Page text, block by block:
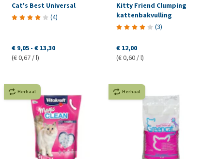
Cat's Best Universal
(4)
€ 9,05 - € 13,30
(€ 0,67 / l)
Kitty Friend Clumping
kattenbakvulling
(3)
€ 12,00
(€ 0,60 / l)
Herhaal Herhaal